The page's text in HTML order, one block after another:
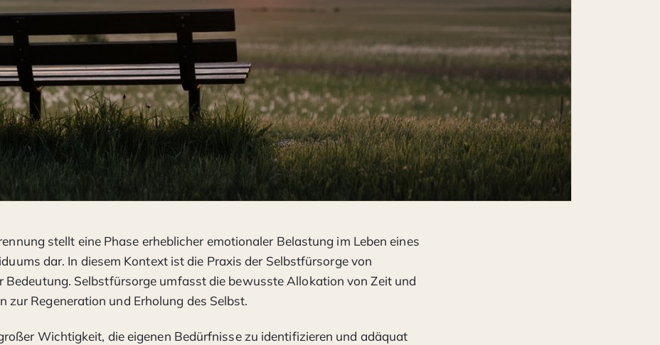
stellt eine Phase erheblicher emotionaler Belastung im Leben eines
dar. In diesem Kontext ist die Praxis der Selbstfürsorge von
Bedeutung. Selbstfürsorge umfasst die bewusste Allokation von Zeit und
zur Regeneration und Erholung des Selbst.
Wichtigkeit, die eigenen Bedürfnisse zu identifizieren und adäquat